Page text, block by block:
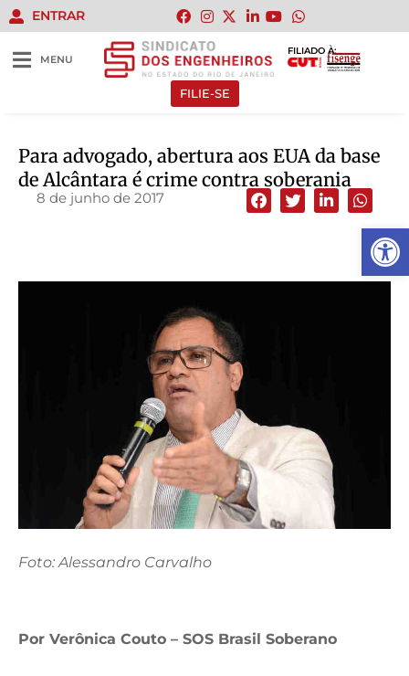
Abrir
ENTRAR
MENU
FILIADO À:
FILIE-SE
Para advogado, abertura aos EUA da base
de Alcântara é crime contra soberania
8 de junho de 2017
Foto: Alessandro Carvalho
Por Verônica Couto – SOS Brasil Soberano